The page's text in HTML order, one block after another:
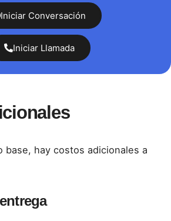
Iniciar Conversación
Iniciar Llamada
base, hay costos adicionales a